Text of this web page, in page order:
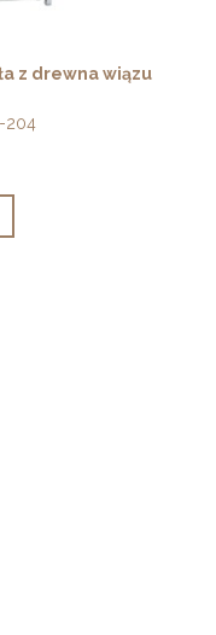
z drewna wiązu
204